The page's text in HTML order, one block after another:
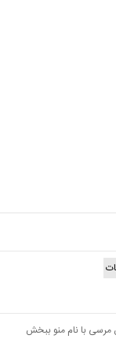
مرسی با نام منو ببخش